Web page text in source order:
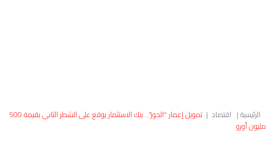
العالم الرئيسية| اقتصاد |
تمويل إعمار “الحوز”.. بنك الاستثمار يوقع على الشطر الثاني بقيمة 500
مليون أورو